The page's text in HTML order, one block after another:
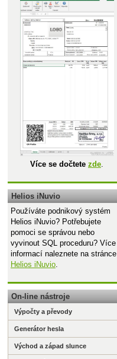
Více se dočtete zde.
Helios iNuvio
Používáte podnikový systém
Helios iNuvio? Potřebujete
pomoci se správou nebo
vyvinout SQL proceduru? Více
informací naleznete na stránce
Helios iNuvio.
On-line nástroje
Výpočty a převody
Generátor hesla
Východ a západ slunce